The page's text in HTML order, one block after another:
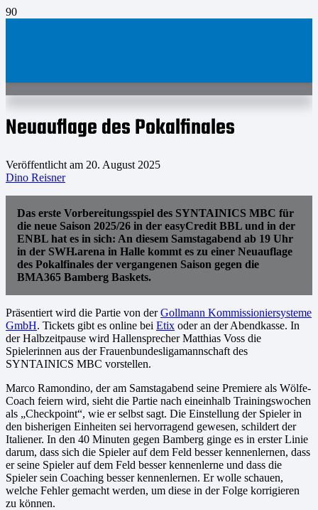
Neuauflage des Pokalfinales
Veröffentlicht am 20. August 2025
Dino Reisner
Das erste Vorbereitungsspiel des SYNTAINICS MBC für
die neue Saison 2025/26 in der easyCredit BBL und in der
ENBL hat es in sich: An diesem Samstagabend ab 19 Uhr
in der SWH.arena in Halle kommt es zu einer Neuauflage
des Pokalfinales der vergangenen Saison gegen die
BMA365 Bamberg Baskets.
Präsentiert wird die Partie von derGollmann Kommissioniersysteme
GmbH. Tickets gibt es online bei Etix oder an der Abendkasse. In
der Halbzeitpause wird Hallensprecher Matthias Voss die
Spielerinnen aus der Frauenbundesligamannschaft des
SYNTAINICS MBC vorstellen.
Marco Ramondino, der am Samstagabend seine Premiere als Wölfe-
Coach feiern wird, sieht die Partie nach eineinhalb Trainingswochen
als „Checkpoint“, wie er selbst sagt. Die Einstellung der Spieler in
den bisherigen Einheiten sei hervorragend gewesen, schildert der
Italiener. In den 40 Minuten gegen Bamberg ginge es in erster Linie
darum, dass sich die Spieler auf dem Feld besser kennenlernen, dass
er seine Spieler auf dem Feld besser kennenlerne und dass die
Spieler sein Coaching besser kennenlernen. Er wolle schauen,
welche Fehler gemacht werden, um diese in der Folge korrigieren
zu können.